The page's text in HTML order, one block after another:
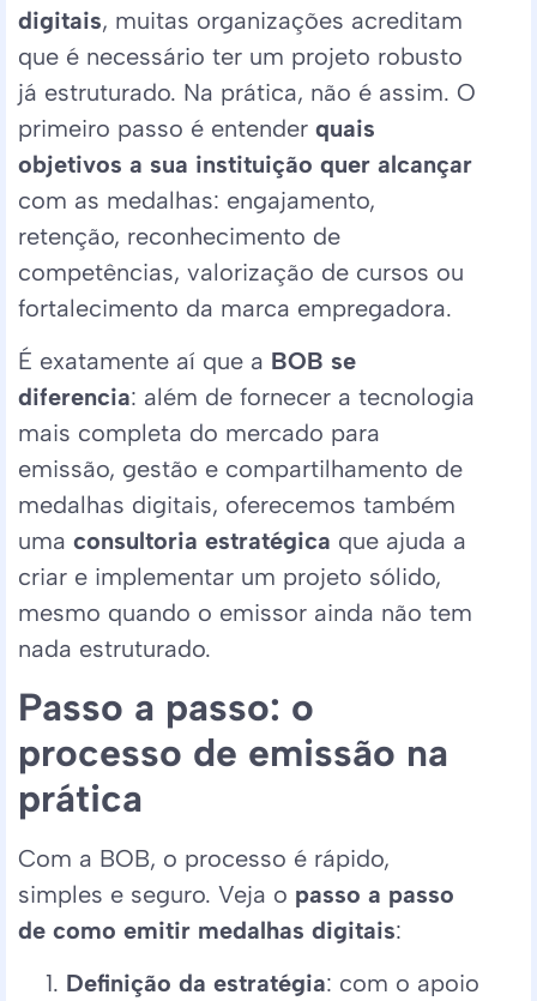
digitais, muitas organizações acreditam
que é necessário ter um projeto robusto
já estruturado. Na prática, não é assim. O
primeiro passo é entender quais
objetivos a sua instituição quer alcançar
com as medalhas: engajamento,
retenção, reconhecimento de
competências, valorização de cursos ou
fortalecimento da marca empregadora.
É exatamente aí que a BOB se
diferencia: além de fornecer a tecnologia
mais completa do mercado para
emissão, gestão e compartilhamento de
medalhas digitais, oferecemos também
uma consultoria estratégica que ajuda a
criar e implementar um projeto sólido,
mesmo quando o emissor ainda não tem
nada estruturado.
Passo a passo: o
processo de emissão na
prática
Com a BOB, o processo é rápido,
simples e seguro. Veja o passo a passo
de como emitir medalhas digitais:
Definição da estratégia: com o apoio